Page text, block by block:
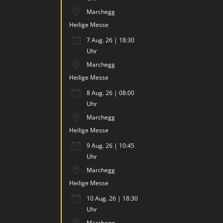
Marchegg
Heilige Messe
7 Aug. 26 | 18:30
Uhr
Marchegg
Heilige Messe
8 Aug. 26 | 08:00
Uhr
Marchegg
Heilige Messe
9 Aug. 26 | 10:45
Uhr
Marchegg
Heilige Messe
10 Aug. 26 | 18:30
Uhr